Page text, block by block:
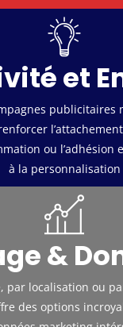
et
publicitaires
ou l’adhésion
à la personnalisation
&
par localisation ou
des options